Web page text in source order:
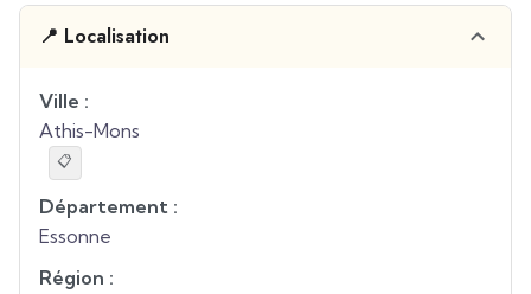
📍 Localisation
Ville :
Athis-Mons
📋
Département :
Essonne
Région :